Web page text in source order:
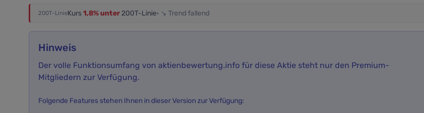
200T-LinieKurs1,8% unter200T-Linie· ↘ Trend fallend
Hinweis
Der volle Funktionsumfang von aktienbewertung.info für diese Aktie steht nur den Premium-
Mitgliedern zur Verfügung.
Folgende Features stehen Ihnen in dieser Version zur Verfügung: